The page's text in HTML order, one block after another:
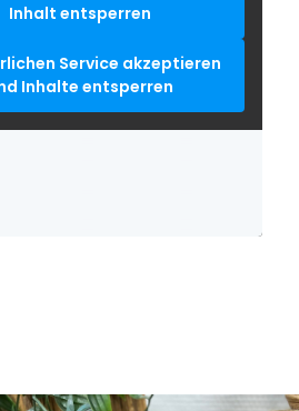
Inhalt entsperren
Service akzeptieren
Inhalte entsperren